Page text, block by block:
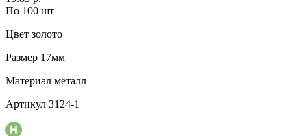
По 100 шт
Цвет золото
Размер 17мм
Материал металл
Артикул 3124-1